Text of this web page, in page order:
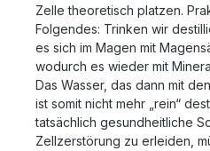
Zelle theoretisch platzen.
Folgendes: Trinken wir
es sich im Magen mit
wodurch es wieder mit
Das Wasser, das dann mit
ist somit nicht mehr „rein“
tatsächlich gesundheitliche
Zellzerstörung zu erleiden,